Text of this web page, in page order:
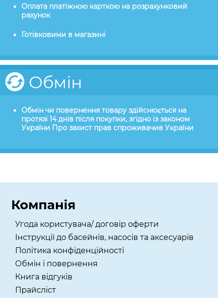
Оплата платіжною карткою на розрахунковий
рахунок
Готівковими в магазині
Обмін
Обмін чи повернення товару здійснюється на
протязі 14 днів після покупки, згідно із законом
України Про захист прав спроживачив України
Компанія
Угода користувача/ договір оферти
Інструкції до басейнів, насосів та аксесуарів
Політика конфіденційності
Обмін і повернення
Книга відгуків
Прайсліст